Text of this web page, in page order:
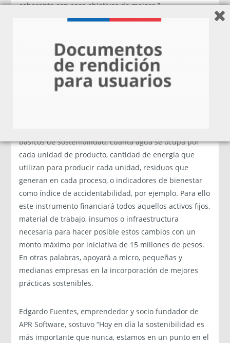
coherente con esos objetivos de mejora.”
El programa
El programa Activa SosteniblesxNaturaleza apoyará
básicos de sostenibilidad, cuánta agua se ocupa por
cada unidad de producto, cantidad de energía que
utilizan para producir cada unidad, residuos que
generan en cada proceso, o indicadores de bienestar
como índice de accidentabilidad, por ejemplo. Para ello
este instrumento financiará todos aquellos activos fijos,
material de trabajo, insumos o infraestructura
necesaria para hacer posible estos cambios con un
monto máximo por iniciativa de 15 millones de pesos.
En otras palabras, apoyará a micro, pequeñas y
medianas empresas en la incorporación de mejores
prácticas sostenibles.
Edgardo Fuentes, emprendedor y socio fundador de
APR Software, sostuvo “Hoy en día la sostenibilidad es
más importante que nunca, estamos en un punto en el